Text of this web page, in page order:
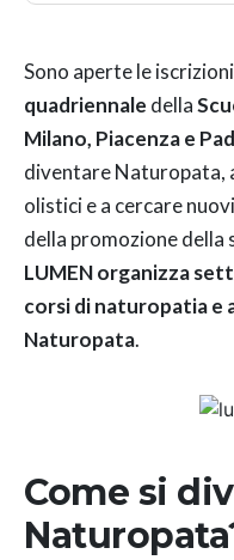
Sono aperte le
quadriennale della
Milano, Piacenza e
diventare Naturopata,
olistici e a cercare
della promozione della
LUMEN organizza
corsi di naturopatia e
Naturopata.
Come si